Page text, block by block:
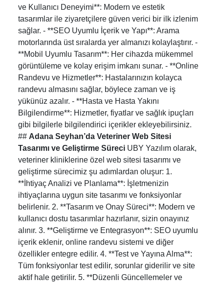
ve Kullanıcı Deneyimi**: Modern ve estetik
tasarımlar ile ziyaretçilere güven verici bir ilk izlenim
sağlar. - **SEO Uyumlu İçerik ve Yapı**: Arama
motorlarında üst sıralarda yer almanızı kolaylaştırır. -
**Mobil Uyumlu Tasarım**: Her cihazda mükemmel
görüntüleme ve kolay erişim imkanı sunar. - **Online
Randevu ve Hizmetler**: Hastalarınızın kolayca
randevu almasını sağlar, böylece zaman ve iş
yükünüz azalır. - **Hasta ve Hasta Yakını
Bilgilendirme**: Hizmetler, fiyatlar ve sağlık ipuçları
gibi bilgilerle bilgilendirici içerikler ekleyebilirsiniz.
## Adana Seyhan’da Veteriner Web Sitesi
Tasarımı ve Geliştirme Süreci UBY Yazılım olarak,
veteriner kliniklerine özel web sitesi tasarımı ve
geliştirme sürecimiz şu adımlardan oluşur: 1.
**İhtiyaç Analizi ve Planlama**: İşletmenizin
ihtiyaçlarına uygun site tasarımı ve fonksiyonlar
belirlenir. 2. **Tasarım ve Onay Süreci**: Modern ve
kullanıcı dostu tasarımlar hazırlanır, sizin onayınız
alınır. 3. **Geliştirme ve Entegrasyon**: SEO uyumlu
içerik eklenir, online randevu sistemi ve diğer
özellikler entegre edilir. 4. **Test ve Yayına Alma**:
Tüm fonksiyonlar test edilir, sorunlar giderilir ve site
aktif hale getirilir. 5. **Düzenli Güncellemeler ve